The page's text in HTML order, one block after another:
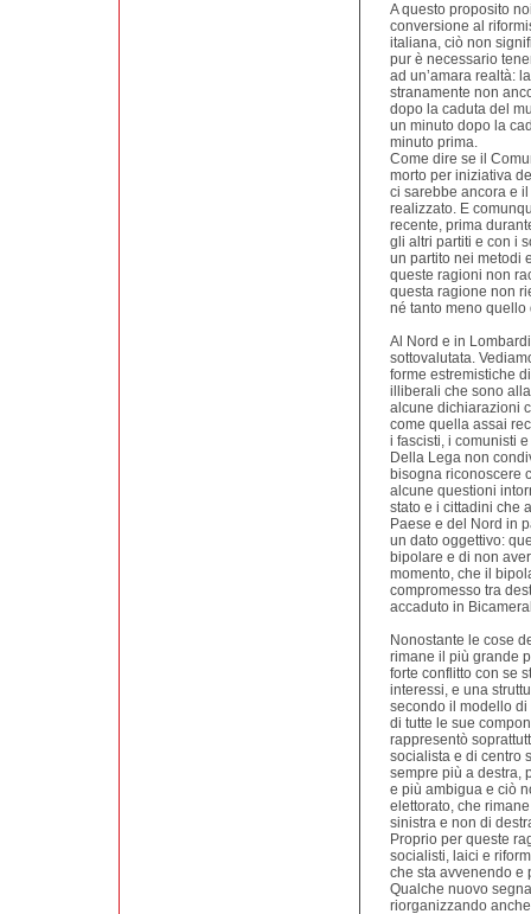
A questo proposito
conversione al
italiana, ciò non
pur è necessario
ad un’amara realtà:
stranamente non
dopo la caduta del
un minuto dopo la
minuto prima.
Come dire se il
morto per iniziativa
ci sarebbe ancora e
realizzato. E
recente, prima
gli altri partiti e con i
un partito nei metodi
queste ragioni non
questa ragione non
né tanto meno quello
Al Nord e in
sottovalutata.
forme estremistiche
illiberali che sono
alcune dichiarazioni
come quella assai
i fascisti, i comunisti
Della Lega non
bisogna riconoscere
alcune questioni
stato e i cittadini che
Paese e del Nord in
un dato oggettivo:
bipolare e di non
momento, che il
compromesso tra
accaduto in
Nonostante le cose
rimane il più grande
forte conflitto con se
interessi, e una
secondo il modello
di tutte le sue
rappresentò
socialista e di centro
sempre più a destra,
e più ambigua e ciò
elettorato, che
sinistra e non di
Proprio per queste
socialisti, laici e
che sta avvenendo e
Qualche nuovo
riorganizzando